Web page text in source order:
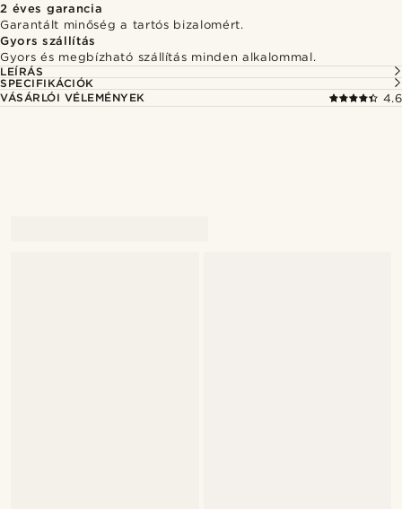
2 éves garancia
Garantált minőség a tartós bizalomért.
Gyors szállítás
Gyors és megbízható szállítás minden alkalommal.
LEÍRÁS
SPECIFIKÁCIÓK
VÁSÁRLÓI VÉLEMÉNYEK
4.6